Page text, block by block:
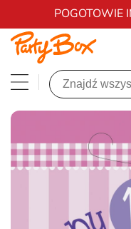
POGOTOWIE
Darmowa